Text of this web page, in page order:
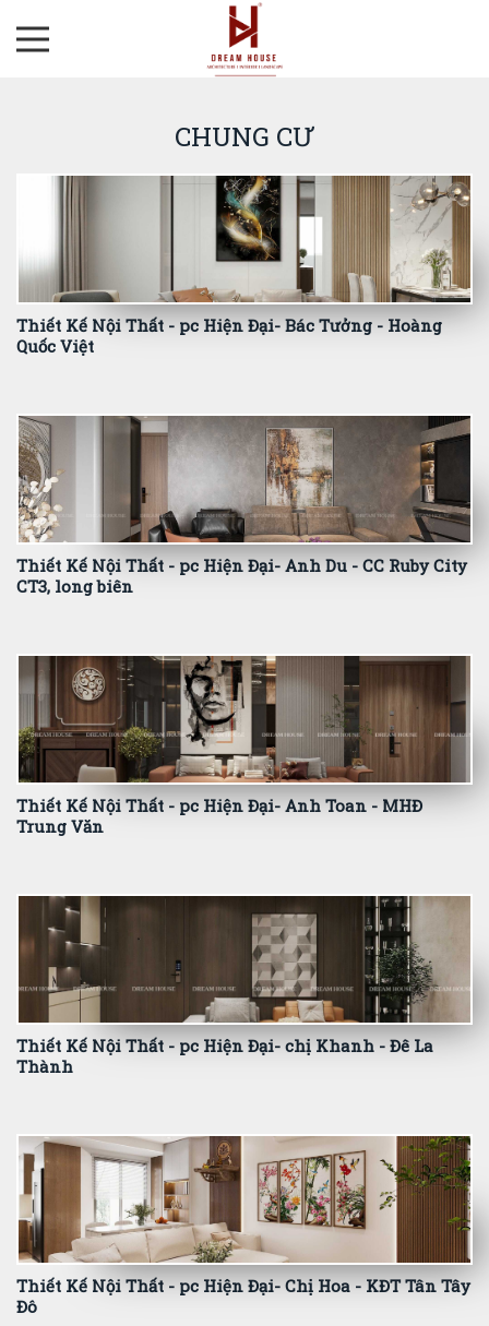
CHUNG CƯ
Thiết Kế Nội Thất - pc Hiện Đại- Bác Tưởng - Hoàng
Quốc Việt
Thiết Kế Nội Thất - pc Hiện Đại- Anh Du - CC Ruby City
CT3, long biên
Thiết Kế Nội Thất - pc Hiện Đại- Anh Toan - MHĐ
Trung Văn
Thiết Kế Nội Thất - pc Hiện Đại- chị Khanh - Đê La
Thành
Thiết Kế Nội Thất - pc Hiện Đại- Chị Hoa - KĐT Tân Tây
Đô